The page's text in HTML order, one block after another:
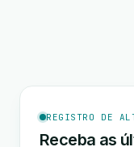
REGISTRO DE
Receba as